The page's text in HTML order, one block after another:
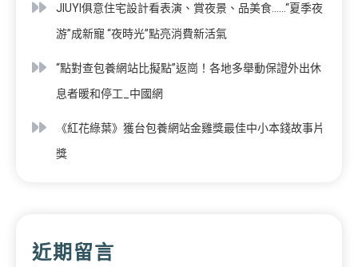
JIUYI俱意住宅設計看表演、賞夜景、品美食……“夏季夜
游”成新寵 “夜時光”點亮消費新活氣
“點對查包養網站比擬點”返崗！各地多舉動保證外出休
息者暖和停工_中國網
《紅花綠葉》獲台包養網站金雞獎最佳中小本錢故事片
獎
近期留言